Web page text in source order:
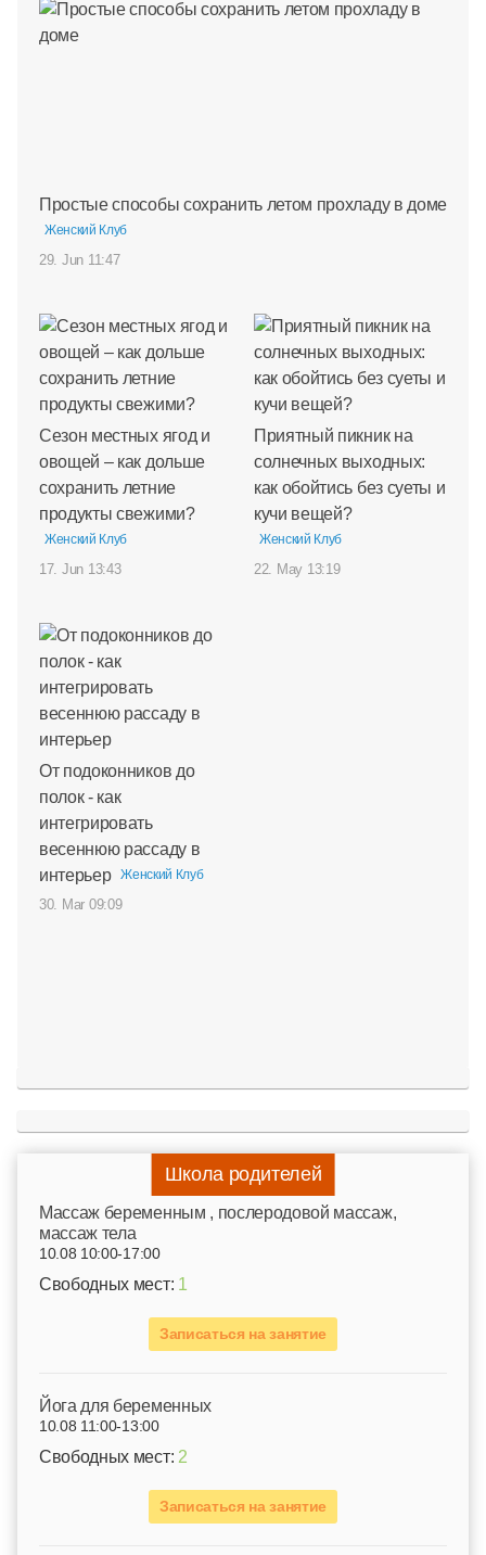
Простые способы сохранить летом прохладу в доме
Женский Клуб
29. Jun 11:47
Сезон местных ягод и
овощей – как дольше
сохранить летние
продукты свежими?
Женский Клуб
17. Jun 13:43
Приятный пикник на
солнечных выходных:
как обойтись без суеты и
кучи вещей?
Женский Клуб
22. May 13:19
От подоконников до
полок - как
интегрировать
весеннюю рассаду в
интерьер
Женский Клуб
30. Mar 09:09
Школа родителей
Mассаж беременным , послеродовой массаж,
массаж тела
10.08 10:00-17:00
Свободных мест: 1
Записаться на занятие
Йога для беременных
10.08 11:00-13:00
Свободных мест: 2
Записаться на занятие